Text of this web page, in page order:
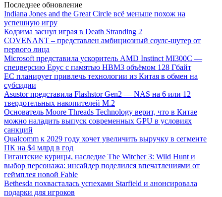
Последнее обновление
Indiana Jones and the Great Circle всё меньше похож на
успешную игру
Кодзима заснул играя в Death Stranding 2
COVENANT – представлен амбициозный соулс-шутер от
первого лица
Microsoft представила ускоритель AMD Instinct MI300C —
спецверсию Epyc с памятью HBM3 объёмом 128 Гбайт
ЕС планирует привлечь технологии из Китая в обмен на
субсидии
Asustor представила Flashstor Gen2 — NAS на 6 или 12
твердотельных накопителей M.2
Основатель Moore Threads Technology верит, что в Китае
можно наладить выпуск современных GPU в условиях
санкций
Qualcomm к 2029 году хочет увеличить выручку в сегменте
ПК на $4 млрд в год
Гигантские курицы, наследие The Witcher 3: Wild Hunt и
выбор персонажа: инсайдер поделился впечатлениями от
геймплея новой Fable
Bethesda похвасталась успехами Starfield и анонсировала
подарки для игроков